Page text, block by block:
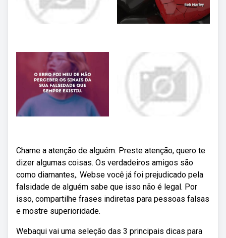
Chame a atenção de alguém. Preste atenção, quero te
dizer algumas coisas. Os verdadeiros amigos são
como diamantes,. Webse você já foi prejudicado pela
falsidade de alguém sabe que isso não é legal. Por
isso, compartilhe frases indiretas para pessoas falsas
e mostre superioridade.
Webaqui vai uma seleção das 3 principais dicas para